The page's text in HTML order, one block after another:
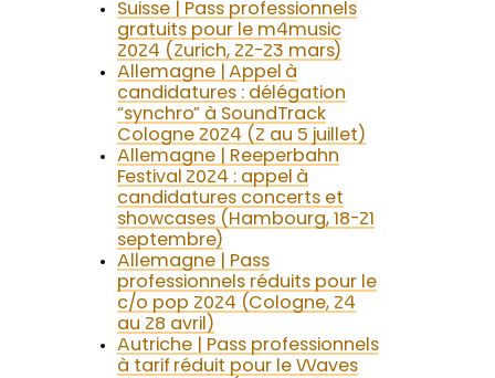
Suisse | Pass professionnels
gratuits pour le m4music
2024 (Zurich, 22-23 mars)
Allemagne | Appel à
candidatures : délégation
“synchro” à SoundTrack
Cologne 2024 (2 au 5 juillet)
Allemagne | Reeperbahn
Festival 2024 : appel à
candidatures concerts et
showcases (Hambourg, 18-21
septembre)
Allemagne | Pass
professionnels réduits pour le
c/o pop 2024 (Cologne, 24
au 28 avril)
Autriche | Pass professionnels
à tarif réduit pour le Waves